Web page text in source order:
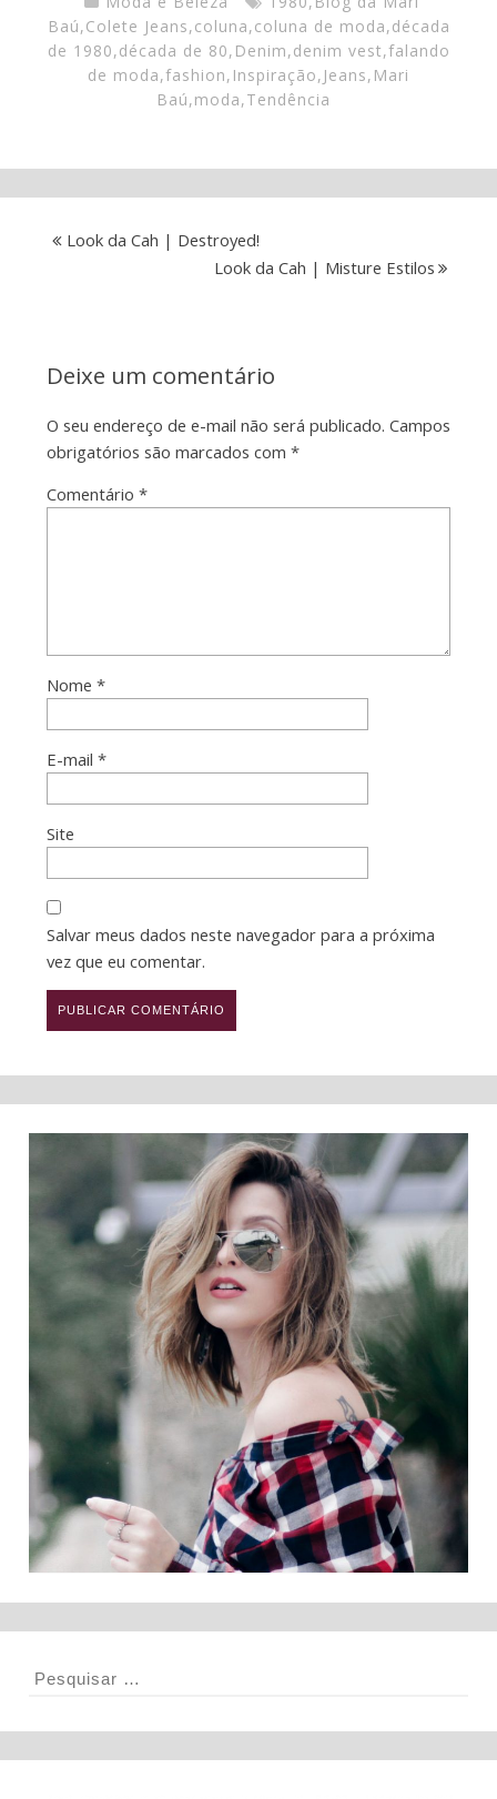
Baú,Colete Jeans,coluna,coluna de moda,década
de 1980,década de 80, Denim,denim vest,falando
de moda,fashion, Inspiração, Jeans, Mari
Baú,moda,Tendência
Look da Cah | Destroyed!
Look da Cah | Misture Estilos
Deixe um comentário
O seu endereço de e-mail não será publicado. Campos
obrigatórios são marcados com *
Comentário *
Nome *
E-mail *
Site
Salvar meus dados neste navegador para a próxima
vez que eu comentar.